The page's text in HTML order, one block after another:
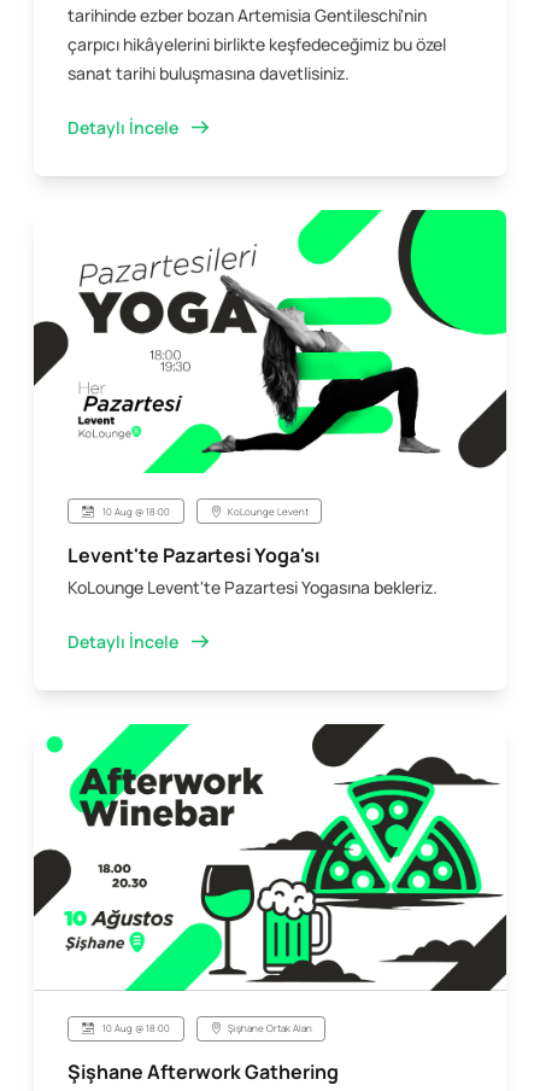
tarihinde ezber bozan Artemisia Gentileschi'nin
çarpıcı hikâyelerini birlikte keşfedeceğimiz bu özel
sanat tarihi buluşmasına davetlisiniz.
Detaylı İncele
10 Aug @ 18:00 KoLounge Levent
Levent'te Pazartesi Yoga'sı
KoLounge Levent'te Pazartesi Yogasına bekleriz.
Detaylı İncele
10 Aug @ 18:00 Şişhane Ortak Alan
Şişhane Afterwork Gathering